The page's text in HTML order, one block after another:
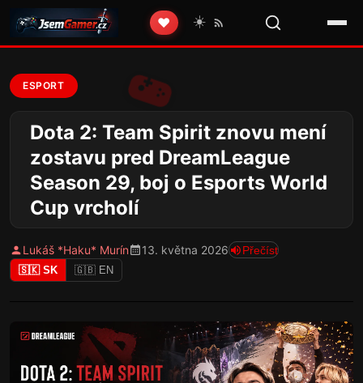
❤️ ☀️
ESPORT
Dota 2: Team Spirit znovu mení
zostavu pred DreamLeague
Season 29, boj o Esports World
Cup vrcholí
Lukáš *Haku* Murín 13. května 2026 Přečíst
🇸🇰 SK 🇬🇧 EN